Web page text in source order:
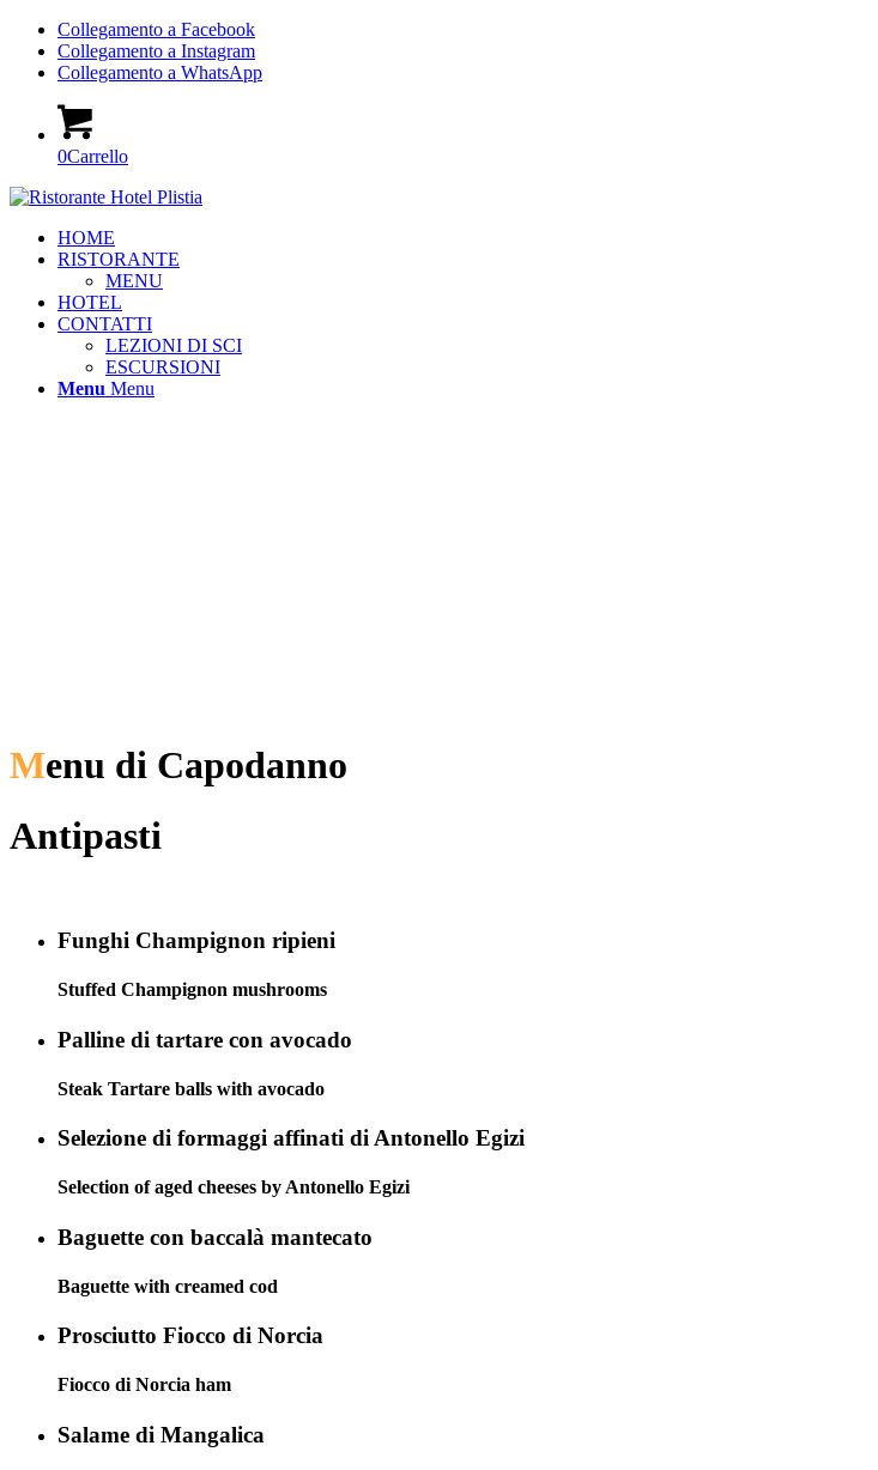
Collegamento a Facebook
Collegamento a Instagram
Collegamento a WhatsApp
0Carrello
HOME
RISTORANTE
MENU
HOTEL
CONTATTI
LEZIONI DI SCI
ESCURSIONI
Menu Menu
Menu di Capodanno
Antipasti
Funghi Champignon ripieni
Stuffed Champignon mushrooms
Palline di tartare con avocado
Steak Tartare balls with avocado
Selezione di formaggi affinati di Antonello Egizi
Selection of aged cheeses by Antonello Egizi
Baguette con baccalà mantecato
Baguette with creamed cod
Prosciutto Fiocco di Norcia
Fiocco di Norcia ham
Salame di Mangalica